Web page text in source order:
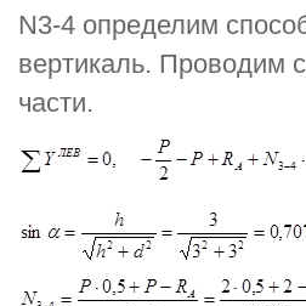
N3-4 определим
вертикаль. Проводим
части.